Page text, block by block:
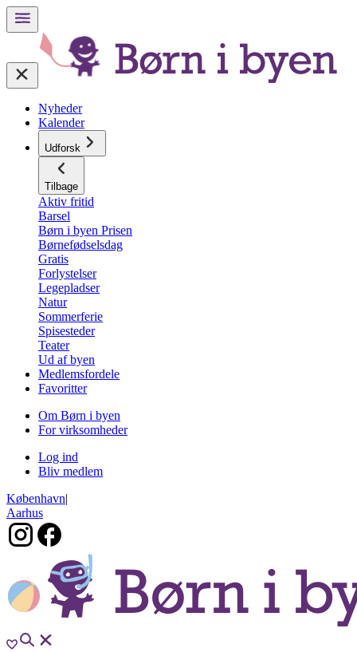
Nyheder
Kalender
Udforsk
Tilbage
Aktiv fritid
Barsel
Børn i byen Prisen
Børnefødselsdag
Gratis
Forlystelser
Legepladser
Natur
Sommerferie
Spisesteder
Teater
Ud af byen
Medlemsfordele
Favoritter
Om Børn i byen
For virksomheder
Log ind
Bliv medlem
København|
Aarhus